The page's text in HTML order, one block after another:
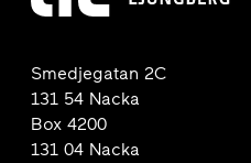
Smedjegatan 2C
131 54 Nacka
Box 4200
131 04 Nacka